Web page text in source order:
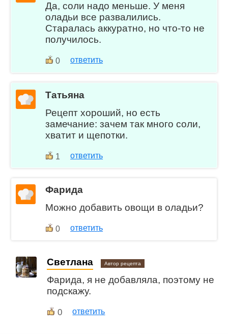
Да, соли надо меньше. У меня
оладьи все развалились.
Старалась аккуратно, но что-то не
получилось.
0 ответить
Татьяна
Рецепт хороший, но есть
замечание: зачем так много соли,
хватит и щепотки.
1 ответить
Фарида
Можно добавить овощи в оладьи?
0 ответить
Светлана Автор рецепта
Фарида, я не добавляла, поэтому не
подскажу.
0 ответить